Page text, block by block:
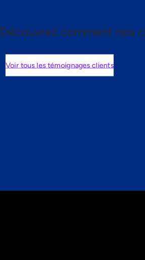
Découvrez comment nos
Voir tous les témoignages clients